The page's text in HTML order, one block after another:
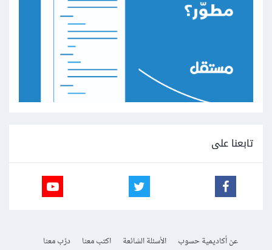
تابعنا على
عن أكاديمية حسوب الأسئلة الشائعة اكتب معنا
درّب معنا